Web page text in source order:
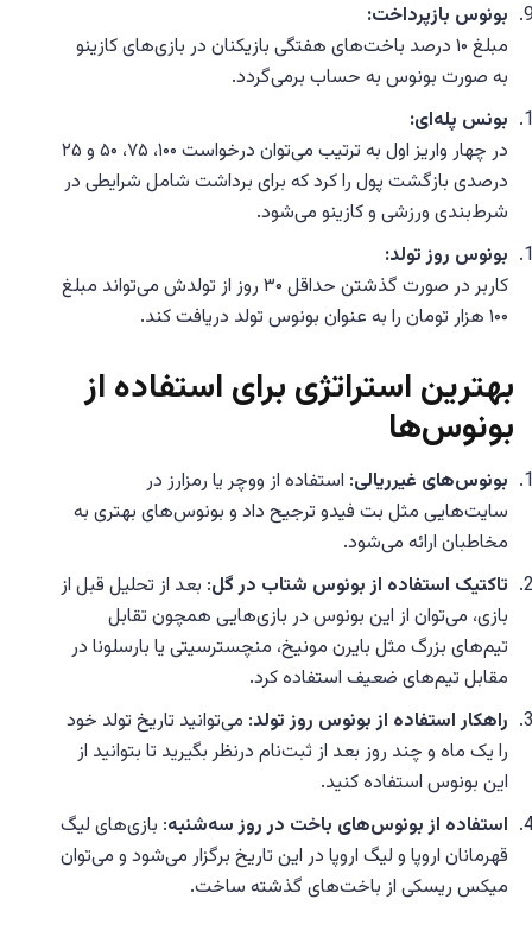
بونوس بازپرداخت:
مبلغ ۱۰ درصد باخت‌های هفتگی بازیکنان در بازی‌های کازینو
به صورت بونوس به حساب برمی‌گردد.
بونس پله‌ای:
در چهار واریز اول به ترتیب می‌توان درخواست ۱۰۰، ۷۵، ۵۰ و ۲۵
درصدی بازگشت پول را کرد که برای برداشت شامل شرایطی در
شرط‌بندی ورزشی و کازینو می‌شود.
بونوس روز تولد:
کاربر در صورت گذشتن حداقل ۳۰ روز از تولدش می‌تواند مبلغ
۱۰۰ هزار تومان را به عنوان بونوس تولد دریافت کند.
بهترین استراتژی برای استفاده از
بونوس‌ها
بونوس‌های غیرریالی: استفاده از ووچر یا رمزارز در
سایت‌هایی مثل بت فیدو ترجیح داد و بونوس‌های بهتری به
مخاطبان ارائه می‌شود.
تاکتیک استفاده از بونوس شتاب در گل: بعد از تحلیل قبل از
بازی، می‌توان از این بونوس در بازی‌هایی همچون تقابل
تیم‌های بزرگ مثل بایرن مونیخ، منچسترسیتی یا بارسلونا در
مقابل تیم‌های ضعیف استفاده کرد.
راهکار استفاده از بونوس روز تولد: می‌توانید تاریخ تولد خود
را یک ماه و چند روز بعد از ثبت‌نام درنظر بگیرید تا بتوانید از
این بونوس استفاده کنید.
استفاده از بونوس‌های باخت در روز سه‌شنبه: بازی‌های لیگ
قهرمانان اروپا و لیگ اروپا در این تاریخ برگزار می‌شود و می‌توان
میکس ریسکی از باخت‌های گذشته ساخت.